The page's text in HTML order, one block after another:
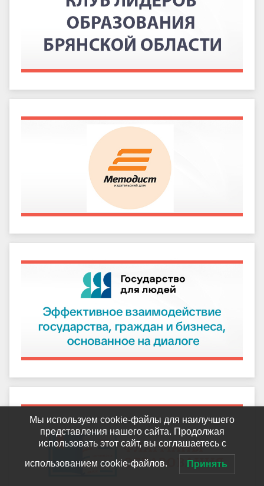
Мы используем cookie-файлы для наилучшего
представления нашего сайта. Продолжая
использовать этот сайт, вы соглашаетесь с
использованием cookie-файлов. Принять